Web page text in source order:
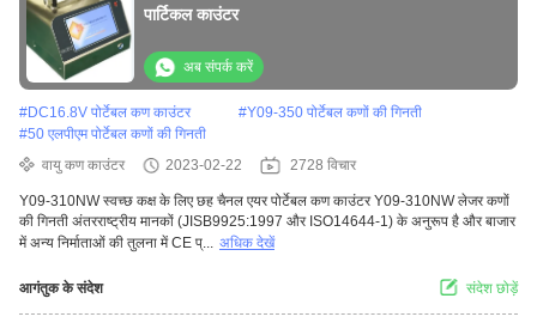
पार्टिकल काउंटर
अब संपर्क करें
#DC16.8V पोर्टेबल कण काउंटर #Y09-350 पोर्टेबल कणों की गिनती
#50 एलपीएम पोर्टेबल कणों की गिनती
वायु कण काउंटर
2023-02-22 2728 विचार
Y09-310NW स्वच्छ कक्ष के लिए छह चैनल एयर पोर्टेबल कण काउंटर Y09-310NW लेजर कणों
की गिनती अंतरराष्ट्रीय मानकों (JISB9925:1997 और ISO14644-1) के अनुरूप है और बाजार
में अन्य निर्माताओं की तुलना में CE प्... अधिक देखें
आगंतुक के संदेश संदेश छोड़ें